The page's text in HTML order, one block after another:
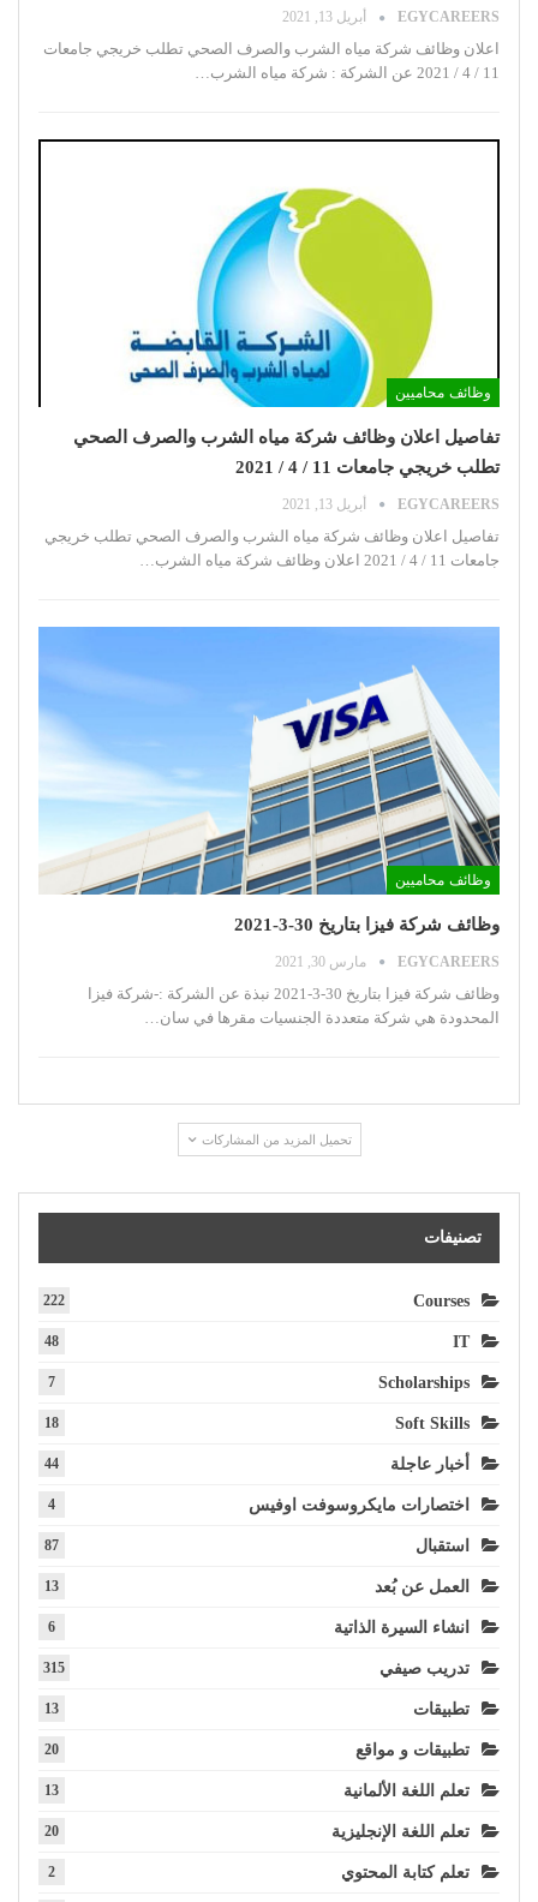
EGYCAREERS أبريل 13, 2021
اعلان وظائف شركة مياه الشرب والصرف الصحي تطلب خريجي جامعات
11 / 4 / 2021
عن الشركة : شركة مياه الشرب…
وظائف محاميين
تفاصيل اعلان وظائف شركة مياه الشرب والصرف الصحي
تطلب خريجي جامعات 11 / 4 / 2021
EGYCAREERS أبريل 13, 2021
تفاصيل اعلان وظائف شركة مياه الشرب والصرف الصحي تطلب خريجي
جامعات 11 / 4 / 2021
اعلان وظائف شركة مياه الشرب…
وظائف محاميين
وظائف شركة فيزا بتاريخ 30-3-2021
EGYCAREERS مارس 30, 2021
وظائف شركة فيزا بتاريخ 30-3-2021
نبذة عن الشركة :-شركة فيزا
المحدودة هي شركة متعددة الجنسيات مقرها في سان
تحميل المزيد من المشاركات
تصنيفات
Courses
222
IT
48
Scholarships
7
Soft Skills
18
أخبار عاجلة 44
اختصارات مايكروسوفت اوفيس 4
استقبال 87
العمل عن بُعد 13
انشاء السيرة الذاتية 6
تدريب صيفي 315
تطبيقات 13
تطبيقات و مواقع 20
تعلم اللغة الألمانية 13
تعلم اللغة الإنجليزية 20
تعلم كتابة المحتوي 2